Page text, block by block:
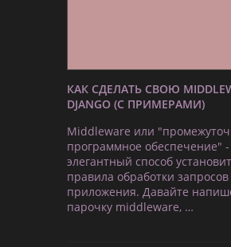
КАК СДЕЛАТЬ СВОЮ
DJANGO (С ПРИМЕРАМИ)
Middleware или
программное обеспечение" -
элегантный способ
правила обработки
приложения. Давайте
парочку middleware, …